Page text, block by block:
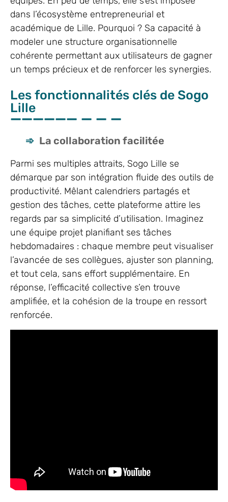
dans l’écosystème entrepreneurial et
académique de Lille. Pourquoi ? Sa capacité à
modeler une structure organisationnelle
cohérente permettant aux utilisateurs de gagner
un temps précieux et de renforcer les synergies.
Les fonctionnalités clés de Sogo
Lille
La collaboration facilitée
Parmi ses multiples attraits, Sogo Lille se
démarque par son intégration fluide des outils de
productivité. Mêlant calendriers partagés et
gestion des tâches, cette plateforme attire les
regards par sa simplicité d’utilisation. Imaginez
une équipe projet planifiant ses tâches
hebdomadaires : chaque membre peut visualiser
l’avancée de ses collègues, ajuster son planning,
et tout cela, sans effort supplémentaire. En
réponse, l’efficacité collective s’en trouve
amplifiée, et la cohésion de la troupe en ressort
renforcée.